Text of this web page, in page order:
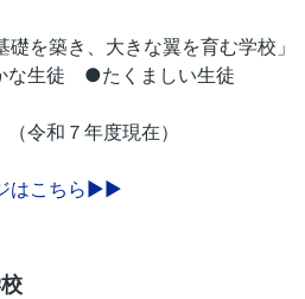
礎を築き、大きな翼を育む学校」
生徒 ●たくましい生徒
令和７年度現在）
はこちら▶▶